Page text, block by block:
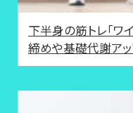
下半身の筋トレ「ワ
締めや基礎代謝ア